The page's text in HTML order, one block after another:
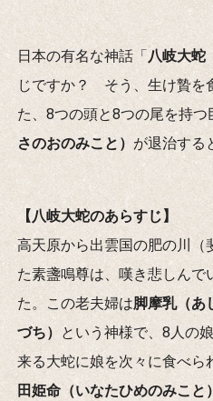
日本の有名な神話「 八岐大蛇
じですか？ そう、生け贄を
た、8つの頭と8つの尾を持つ
さのおのみこと） が退治する
【八岐大蛇のあらすじ】
高天原から出雲国の肥の川（
た素盞鳴尊は、嘆き悲しんで
た。この老夫婦は脚摩乳（あ
づち） という神様で、8人の
来る大蛇に娘を次々に食べら
田姫命（いなたひめのみこと）